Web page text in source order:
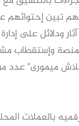
تبين إحتوائهم
آثار ودلائل على
ميمورى" عدد
بالعملات